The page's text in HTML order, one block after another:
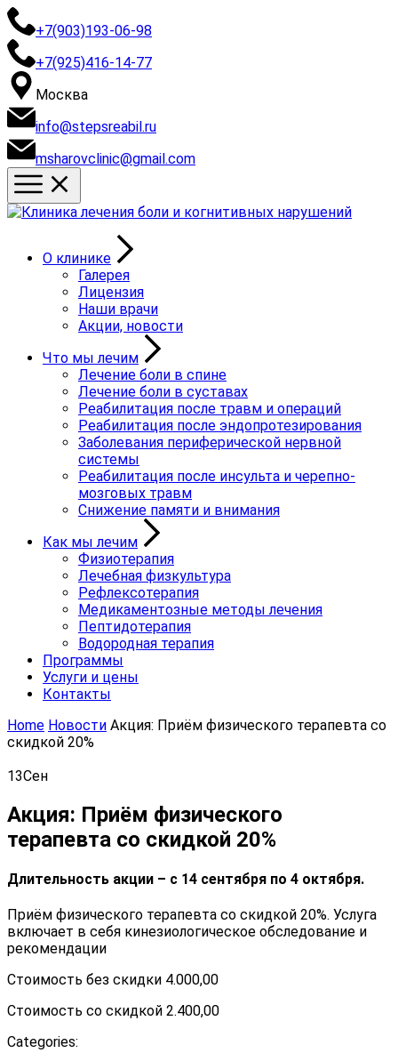
+7(903)193-06-98
+7(925)416-14-77
Москва
info@stepsreabil.ru
msharovclinic@gmail.com
О клинике
Галерея
Лицензия
Наши врачи
Акции, новости
Что мы лечим
Лечение боли в спине
Лечение боли в суставах
Реабилитация после травм и операций
Реабилитация после эндопротезирования
Заболевания периферической нервной
системы
Реабилитация после инсульта и черепно-
мозговых травм
Снижение памяти и внимания
Как мы лечим
Физиотерапия
Лечебная физкультура
Рефлексотерапия
Медикаментозные методы лечения
Пептидотерапия
Водородная терапия
Программы
Услуги и цены
Контакты
Home Новости Акция: Приём физического терапевта со
скидкой 20%
13Сен
Акция: Приём физического
терапевта со скидкой 20%
Длительность акции – с 14 сентября по 4 октября.
Приём физического терапевта со скидкой 20%. Услуга
включает в себя кинезиологическое обследование и
рекомендации
Стоимость без скидки 4.000,00
Стоимость со скидкой 2.400,00
Categories: